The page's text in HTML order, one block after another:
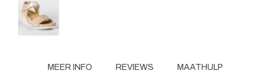
MEER INFO REVIEWS MAATHULP